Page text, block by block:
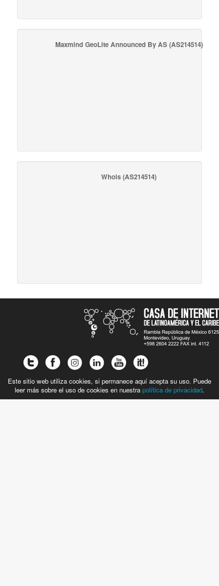
Maxmind GeoLite Announced By AS(AS214514)
Whois (AS214514)
Este sitio web utiliza cookies, si permanece aquí acepta su uso. Puede
leer más sobre el uso de cookies en nuestra política de privacidad.